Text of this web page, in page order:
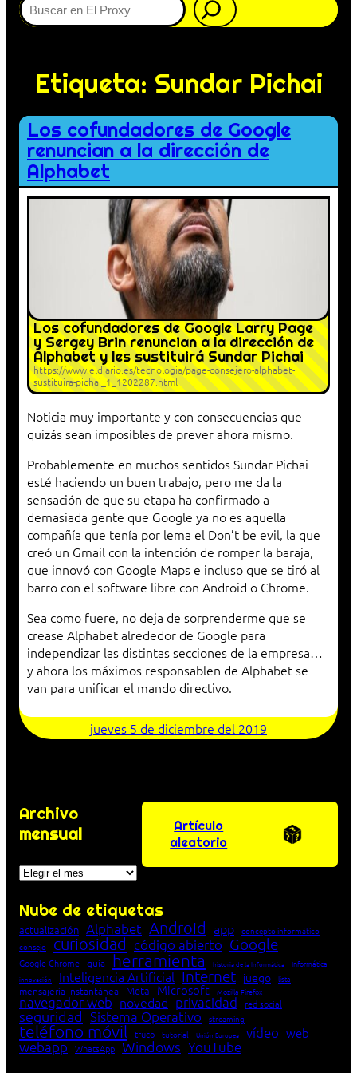
Etiqueta: Sundar Pichai
Los cofundadores de Google
renuncian a la dirección de
Alphabet
Los cofundadores de Google Larry Page
y Sergey Brin renuncian a la dirección de
Alphabet y les sustituirá Sundar Pichai
https://www.eldiario.es/tecnologia/page-consejero-alphabet-
sustituira-pichai_1_1202287.html
Noticia muy importante y con consecuencias que
quizás sean imposibles de prever ahora mismo.
Probablemente en muchos sentidos Sundar Pichai
esté haciendo un buen trabajo, pero me da la
sensación de que su etapa ha confirmado a
demasiada gente que Google ya no es aquella
compañía que tenía por lema el Don’t be evil, la que
creó un Gmail con la intención de romper la baraja,
que innovó con Google Maps e incluso que se tiró al
barro con el software libre con Android o Chrome.
Sea como fuere, no deja de sorprenderme que se
crease Alphabet alrededor de Google para
independizar las distintas secciones de la empresa…
y ahora los máximos responsablen de Alphabet se
van para unificar el mando directivo.
jueves 5 de diciembre del 2019
Archivo
mensual
Archivos
Artículo
aleatorio
Nube de etiquetas
actualización Alphabet Android app concepto informático
consejo
curiosidad código abierto Google
Google Chrome guía herramienta historia de la Informática Informática
innovación Inteligencia Artificial Internet juego lista
mensajería instantánea Meta Microsoft Mozilla Firefox
navegador web novedad privacidad red social
seguridad Sistema Operativo streaming
teléfono móvil truco tutorial Unión Europea vídeo web
webapp WhatsApp Windows YouTube